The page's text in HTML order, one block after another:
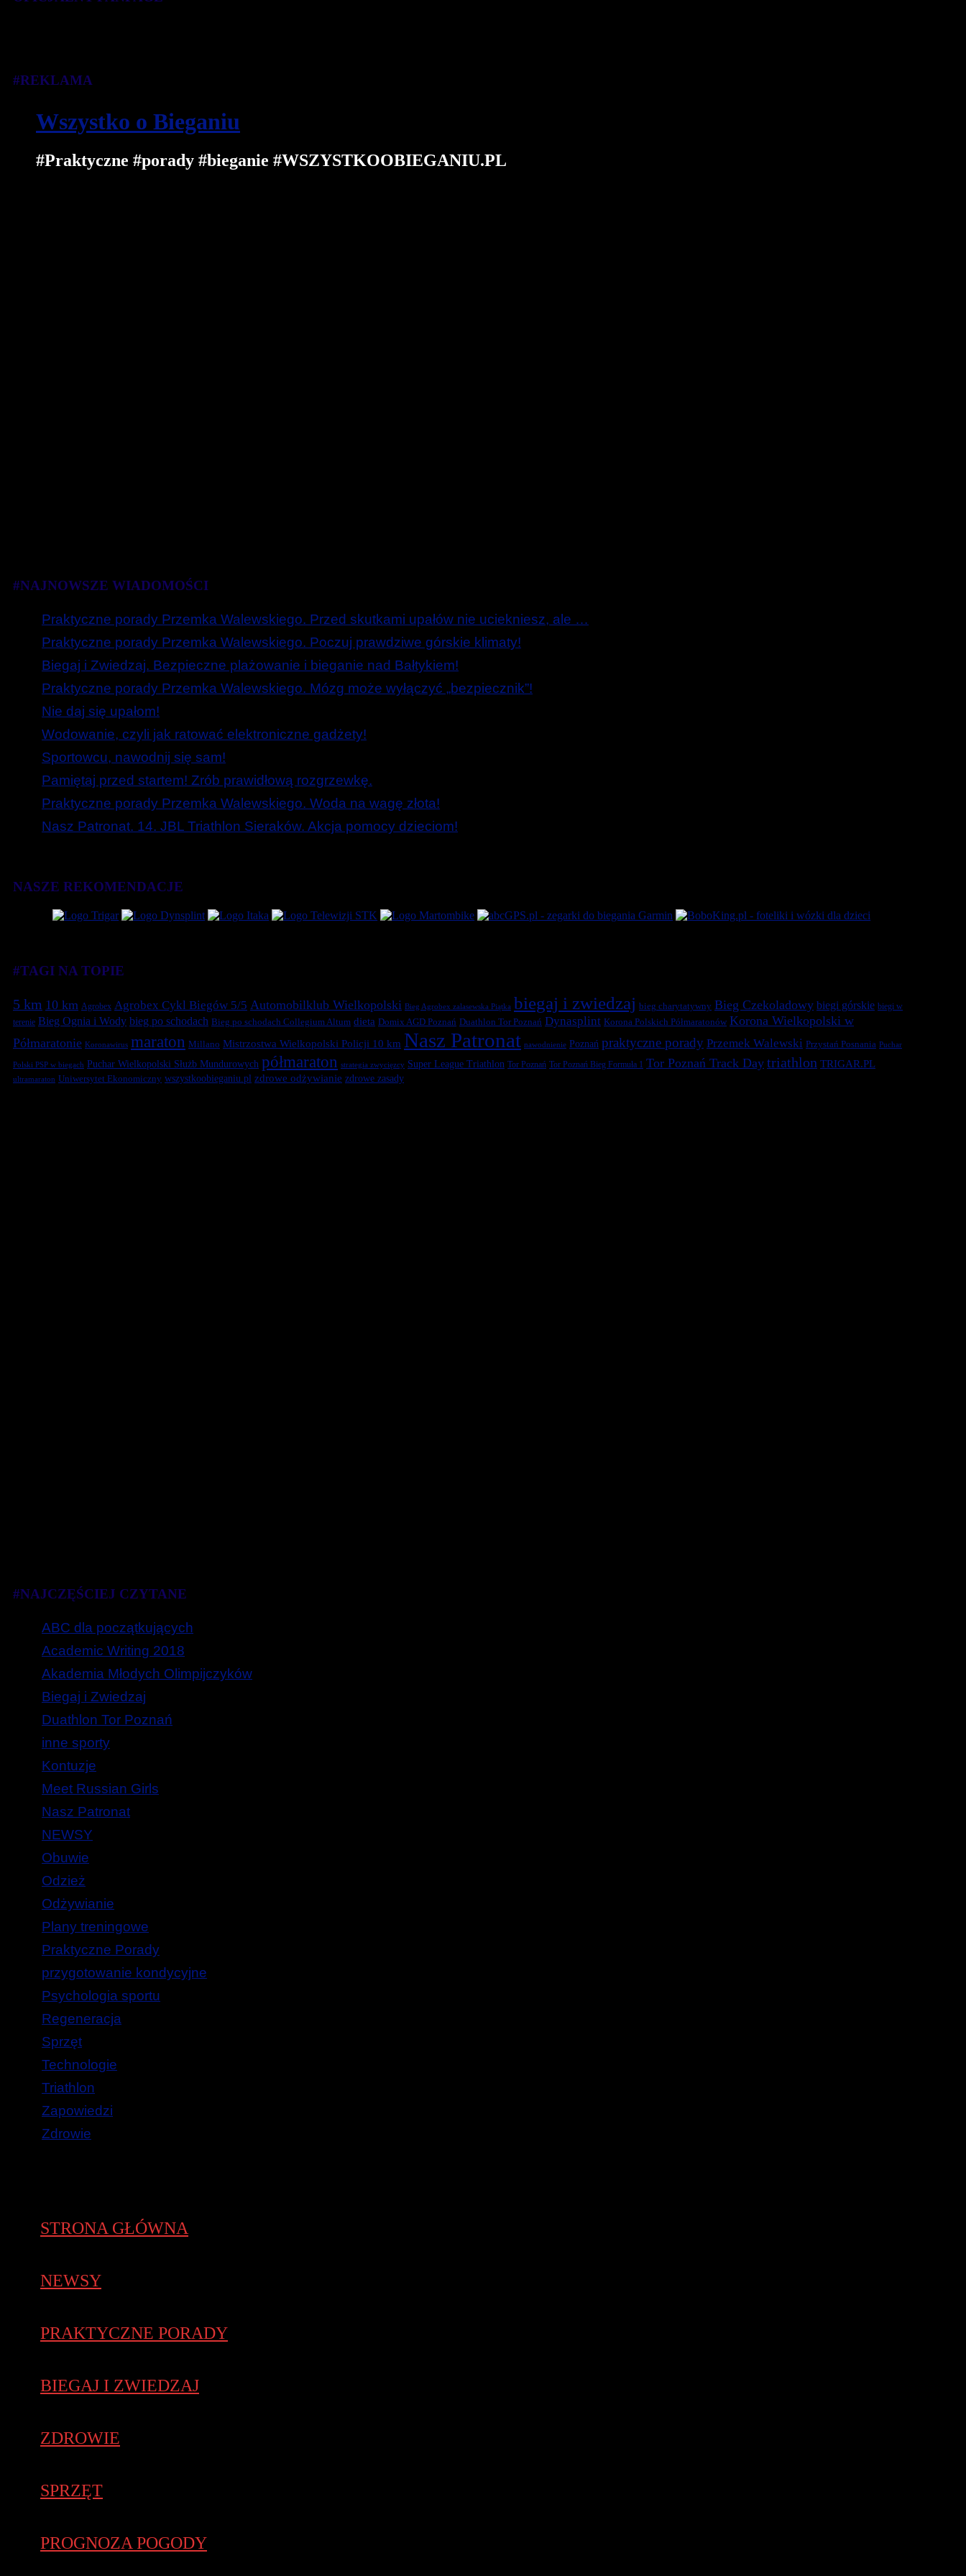
Wszystko o Bieganiu
#Praktyczne #porady #bieganie #WSZYSTKOOBIEGANIU.PL
#REKLAMA
#NAJNOWSZE WIADOMOŚCI
Praktyczne porady Przemka Walewskiego. Przed skutkami upałów nie uciekniesz, ale …
Praktyczne porady Przemka Walewskiego. Poczuj prawdziwe górskie klimaty!
Biegaj i Zwiedzaj. Bezpieczne plażowanie i bieganie nad Bałtykiem!
Praktyczne porady Przemka Walewskiego. Mózg może wyłączyć „bezpiecznik”!
Nie daj się upałom!
Wodowanie, czyli jak ratować elektroniczne gadżety!
Sportowcu, nawodnij się sam!
Pamiętaj przed startem! Zrób prawidłową rozgrzewkę.
Praktyczne porady Przemka Walewskiego. Woda na wagę złota!
Nasz Patronat. 14. JBL Triathlon Sieraków. Akcja pomocy dzieciom!
NASZE REKOMENDACJE
#TAGI NA TOPIE
5 km 10 km Agrobex Agrobex Cykl Biegów 5/5 Automobilklub Wielkopolski Bieg Agrobex zalasewska Piątka biegaj i zwiedzaj bieg charytatywny Bieg Czekoladowy biegi górskie biegi w
terenie Bieg Ognia i Wody bieg po schodach Bieg po schodach Collegium Altum dieta Domix AGD Poznań Duathlon Tor Poznań Dynasplint Korona Polskich Półmaratonów Korona Wielkopolski w
Półmaratonie Koronawirus maraton Millano Mistrzostwa Wielkopolski Policji 10 km Nasz Patronat nawodnienie Poznań praktyczne porady Przemek Walewski Przystań Posnania Puchar
Polski PSP w biegach Puchar Wielkopolski Służb Mundurowych półmaraton strategia zwycięzcy Super League Triathlon Tor Poznań Tor Poznań Bieg Formuła 1 Tor Poznań Track Day triathlon TRIGAR.PL
ultramaraton Uniwersytet Ekonomiczny wszystkoobieganiu.pl zdrowe odżywianie zdrowe zasady
#NAJCZĘŚCIEJ CZYTANE
ABC dla początkujących
Academic Writing 2018
Akademia Młodych Olimpijczyków
Biegaj i Zwiedzaj
Duathlon Tor Poznań
inne sporty
Kontuzje
Meet Russian Girls
Nasz Patronat
NEWSY
Obuwie
Odzież
Odżywianie
Plany treningowe
Praktyczne Porady
przygotowanie kondycyjne
Psychologia sportu
Regeneracja
Sprzęt
Technologie
Triathlon
Zapowiedzi
Zdrowie
STRONA GŁÓWNA
NEWSY
PRAKTYCZNE PORADY
BIEGAJ I ZWIEDZAJ
ZDROWIE
SPRZĘT
PROGNOZA POGODY